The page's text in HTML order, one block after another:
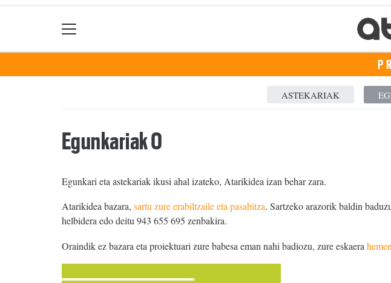
ASTEKARIAK
Egunkariak 0
Egunkari eta astekariak ikusi ahal izateko, Atarikidea izan behar zara.
Atarikidea bazara, sartu zure erabiltzaile eta pasahitza. Sartzeko arazorik baldin
helbidera edo deitu 943 655 695 zenbakira.
Oraindik ez bazara eta proiektuari zure babesa eman nahi badiozu, zure eskaera hemen